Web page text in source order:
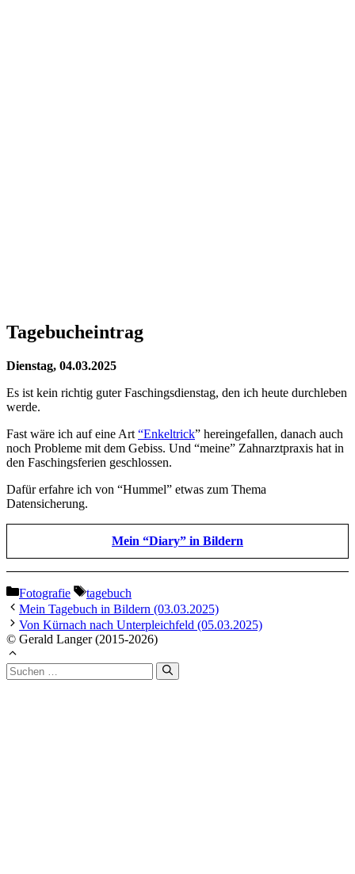
Tagebucheintrag
Dienstag, 04.03.2025
Es ist kein richtig guter Faschingsdienstag, den ich heute durchleben
werde.
Fast wäre ich auf eine Art “Enkeltrick” hereingefallen, danach auch
noch Probleme mit dem Gebiss. Und “meine” Zahnarztpraxis hat in
den Faschingsferien geschlossen.
Dafür erfahre ich von “Hummel” etwas zum Thema
Datensicherung.
Mein “Diary” in Bildern
Kategorien
Fotografie Schlagwörter
tagebuch
Mein Tagebuch in Bildern (03.03.2025)
Von Kürnach nach Unterpleichfeld (05.03.2025)
© Gerald Langer (2015-2026)
Suchen
nach: